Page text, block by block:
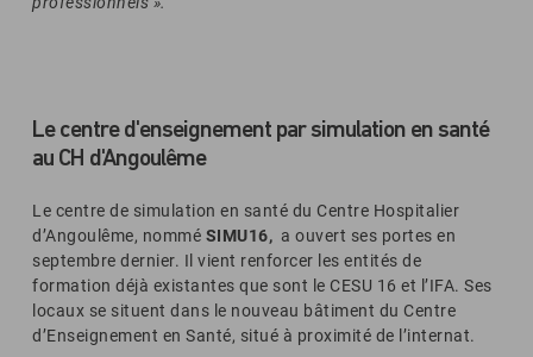
Le centre d'enseignement par simulation en santé
au CH d'Angoulême
Le centre de simulation en santé du Centre Hospitalier
d’Angoulême, nommé SIMU16, a ouvert ses portes en
septembre dernier. Il vient renforcer les entités de
formation déjà existantes que sont le CESU 16 et l’IFA. Ses
locaux se situent dans le nouveau bâtiment du Centre
d’Enseignement en Santé, situé à proximité de l’internat.